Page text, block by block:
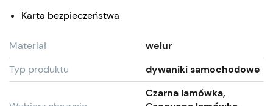
Karta bezpieczeństwa
Materiał
welur
Typ produktu
dywaniki samochodowe
Czarna lamówka,